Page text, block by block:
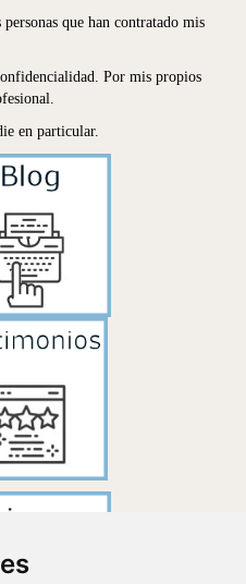
que han contratado mis
Por mis propios
en particular.